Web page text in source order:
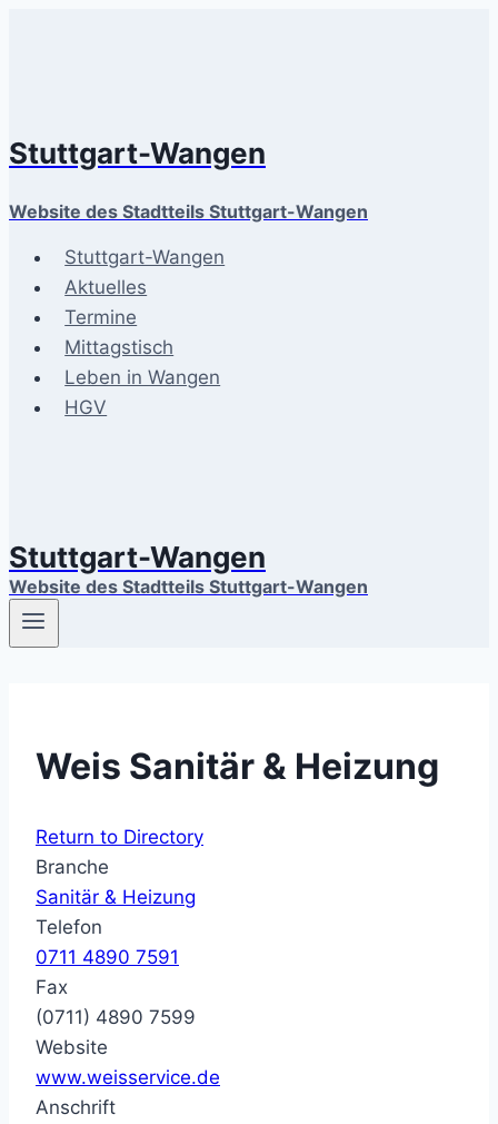
Stuttgart-Wangen
Website des Stadtteils Stuttgart-Wangen
Stuttgart-Wangen
Aktuelles
Termine
Mittagstisch
Leben in Wangen
HGV
Stuttgart-Wangen
Website des Stadtteils Stuttgart-Wangen
Weis Sanitär & Heizung
Return to Directory
Branche
Sanitär & Heizung
Telefon
0711 4890 7591
Fax
(0711) 4890 7599
Website
www.weisservice.de
Anschrift